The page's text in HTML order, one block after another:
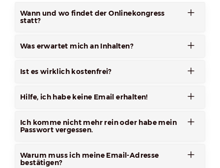
Wann und wo findet der Onlinekongress
statt?
Was erwartet mich an Inhalten?
Ist es wirklich kostenfrei?
Hilfe, ich habe keine Email erhalten!
Ich komme nicht mehr rein oder habe mein
Passwort vergessen.
Warum muss ich meine Email-Adresse
bestätigen?